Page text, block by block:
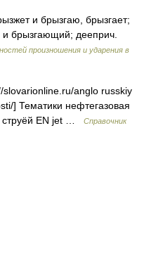
и брызгаю, брызгает;
брызгающий; дееприч.
произношения и ударения в
anglo russkiy
] Тематики нефтегазовая
EN jet …
Справочник